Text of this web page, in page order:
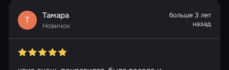
Т Тамара
Новичок
больше 3 лет
назад